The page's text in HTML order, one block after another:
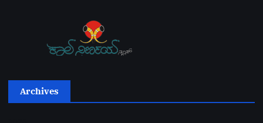
Archives